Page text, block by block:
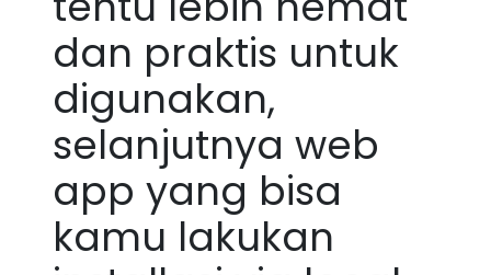
dan praktis untuk
digunakan,
selanjutnya web
app yang bisa
kamu lakukan